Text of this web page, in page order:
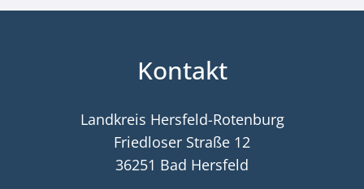
Kontakt
Landkreis Hersfeld-Rotenburg
Friedloser Straße 12
36251 Bad Hersfeld